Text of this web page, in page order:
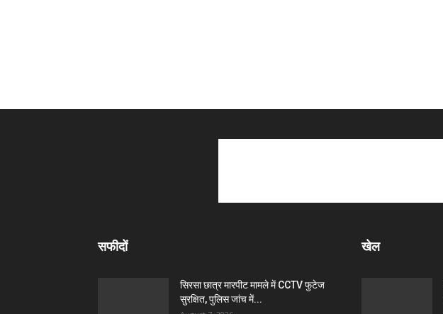
सफीदों
सिरसा छात्र मारपीट मामले में CCTV फुटेज
सुरक्षित, पुलिस जांच में...
खेल